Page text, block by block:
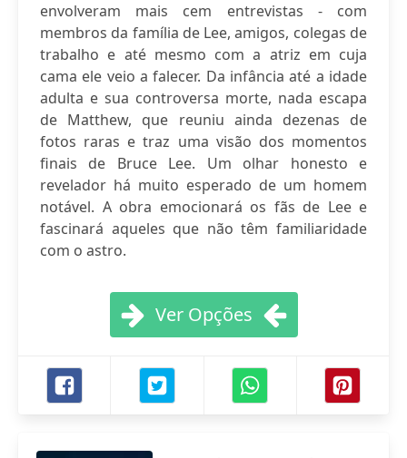
envolveram mais cem entrevistas - com
membros da família de Lee, amigos, colegas de
trabalho e até mesmo com a atriz em cuja
cama ele veio a falecer. Da infância até a idade
adulta e sua controversa morte, nada escapa
de Matthew, que reuniu ainda dezenas de
fotos raras e traz uma visão dos momentos
finais de Bruce Lee. Um olhar honesto e
revelador há muito esperado de um homem
notável. A obra emocionará os fãs de Lee e
fascinará aqueles que não têm familiaridade
com o astro.
Ver Opções